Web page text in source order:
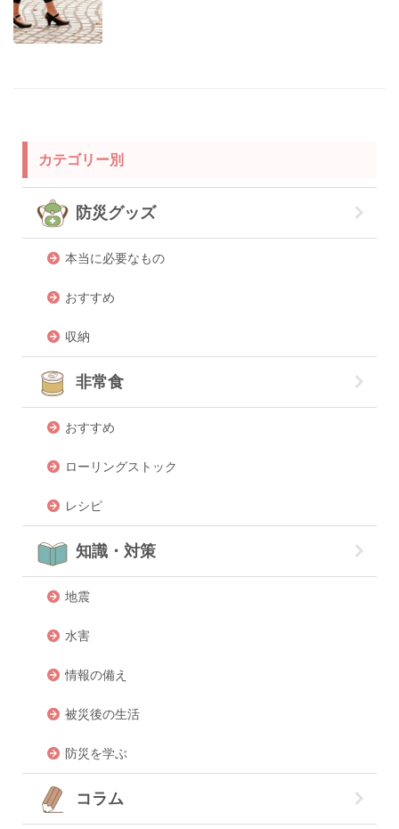
カテゴリー別
防災グッズ
本当に必要なもの
おすすめ
収納
非常食
おすすめ
ローリングストック
レシピ
知識・対策
地震
水害
情報の備え
被災後の生活
防災を学ぶ
コラム